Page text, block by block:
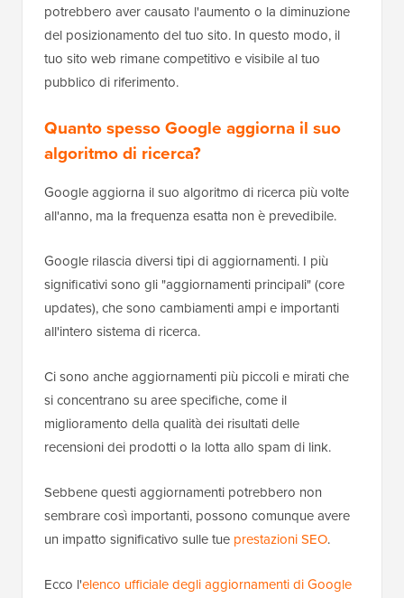
potrebbero aver causato l'aumento o la diminuzione
del posizionamento del tuo sito. In questo modo, il
tuo sito web rimane competitivo e visibile al tuo
pubblico di riferimento.
Quanto spesso Google aggiorna il suo
algoritmo di ricerca?
Google aggiorna il suo algoritmo di ricerca più volte
all'anno, ma la frequenza esatta non è prevedibile.
Google rilascia diversi tipi di aggiornamenti. I più
significativi sono gli "aggiornamenti principali" (core
updates), che sono cambiamenti ampi e importanti
all'intero sistema di ricerca.
Ci sono anche aggiornamenti più piccoli e mirati che
si concentrano su aree specifiche, come il
miglioramento della qualità dei risultati delle
recensioni dei prodotti o la lotta allo spam di link.
Sebbene questi aggiornamenti potrebbero non
sembrare così importanti, possono comunque avere
un impatto significativo sulle tue prestazioni SEO.
Ecco l'elenco ufficiale degli aggiornamenti di Google